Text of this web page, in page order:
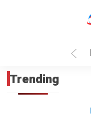
Maut Antara Inova
Trending